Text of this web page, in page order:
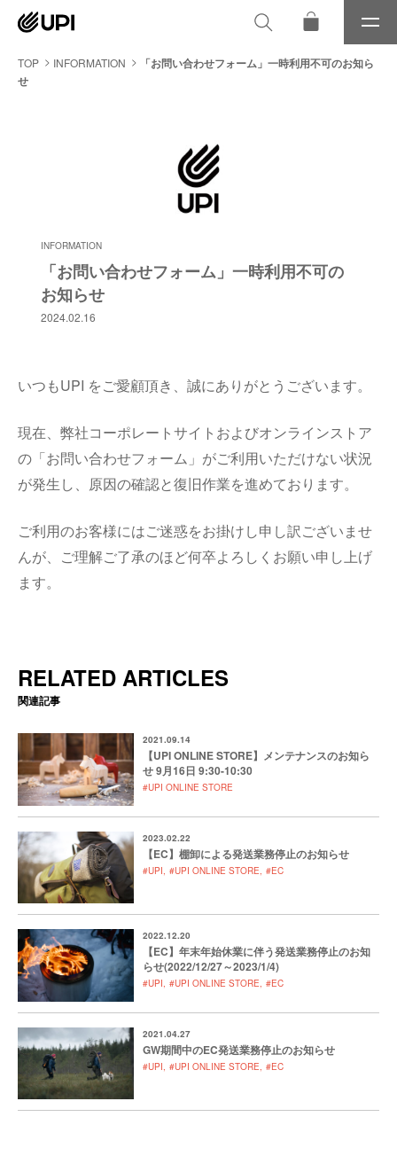
メ
ニ
ュ
TOP INFORMATION
「お問い合わせフォーム」一時利用不可のお知ら
せ
INFORMATION
「お問い合わせフォーム」一時利用不可の
お知らせ
2024.02.16
いつもUPI をご愛顧頂き、誠にありがとうございます。
現在、弊社コーポレートサイトおよびオンラインストア
の「お問い合わせフォーム」がご利用いただけない状況
が発生し、原因の確認と復旧作業を進めております。
ご利用のお客様にはご迷惑をお掛けし申し訳ございませ
んが、ご理解ご了承のほど何卒よろしくお願い申し上げ
ます。
RELATED ARTICLES
関連記事
2021.09.14
【UPI ONLINE STORE】メンテナンスのお知ら
せ 9月16日 9:30-10:30
#UPI ONLINE STORE
2023.02.22
【EC】棚卸による発送業務停止のお知らせ
#UPI #UPI ONLINE STORE #EC
2022.12.20
【EC】年末年始休業に伴う発送業務停止のお知
らせ(2022/12/27～2023/1/4)
#UPI #UPI ONLINE STORE #EC
2021.04.27
GW期間中のEC発送業務停止のお知らせ
#UPI #UPI ONLINE STORE #EC